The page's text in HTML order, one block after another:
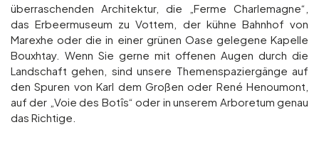
überraschenden Architektur, die „Ferme Charlemagne“,
das Erbeermuseum zu Vottem, der kühne Bahnhof von
Marexhe oder die in einer grünen Oase gelegene Kapelle
Bouxhtay. Wenn Sie gerne mit offenen Augen durch die
Landschaft gehen, sind unsere Themenspaziergänge auf
den Spuren von Karl dem Großen oder René Henoumont,
auf der „Voie des Botîs“ oder in unserem Arboretum genau
das Richtige.